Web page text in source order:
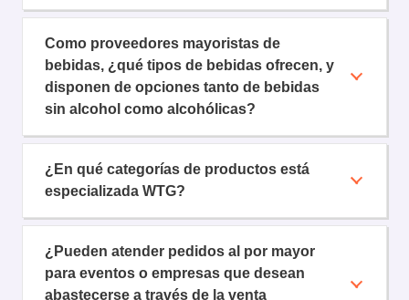
Como proveedores mayoristas de
bebidas, ¿qué tipos de bebidas ofrecen, y
disponen de opciones tanto de bebidas
sin alcohol como alcohólicas?
¿En qué categorías de productos está
especializada WTG?
¿Pueden atender pedidos al por mayor
para eventos o empresas que desean
abastecerse a través de la venta